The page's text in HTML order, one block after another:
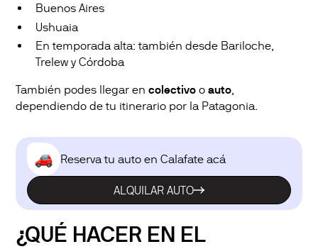
Buenos Aires
Ushuaia
En temporada alta: también desde Bariloche,
Trelew y Córdoba
También podes llegar encolectivo oauto,
dependiendo de tu itinerario por la Patagonia.
Reserva tu auto en Calafate acá
ALQUILAR AUTO
¿QUÉ HACER EN EL